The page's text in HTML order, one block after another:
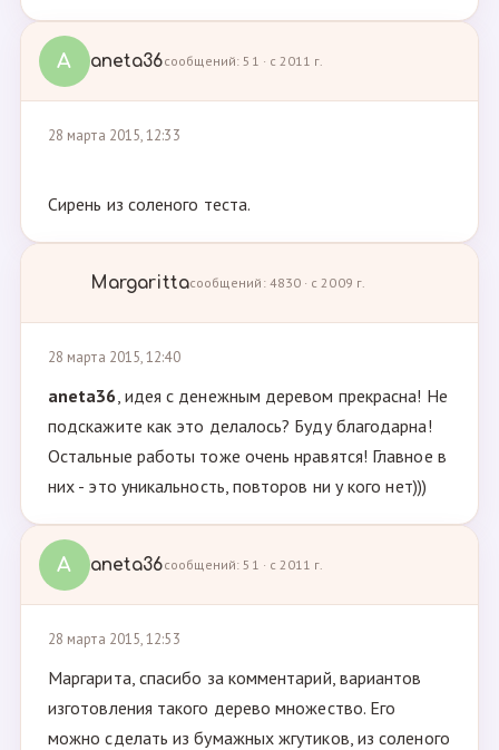
A aneta36сообщений: 51 · с 2011 г.
28 марта 2015, 12:33
Сирень из соленого теста.
Margarittaсообщений: 4830 · с 2009 г.
28 марта 2015, 12:40
aneta36, идея с денежным деревом прекрасна! Не
подскажите как это делалось? Буду благодарна!
Остальные работы тоже очень нравятся! Главное в
них - это уникальность, повторов ни у кого нет)))
A aneta36сообщений: 51 · с 2011 г.
28 марта 2015, 12:53
Маргарита, спасибо за комментарий, вариантов
изготовления такого дерево множество. Его
можно сделать из бумажных жгутиков, из соленого